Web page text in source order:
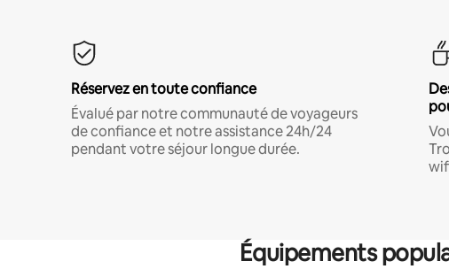
Réservez en toute confiance
Évalué par notre communauté de voyageurs
de confiance et notre assistance 24h/24
pendant votre séjour longue durée.
Équipements